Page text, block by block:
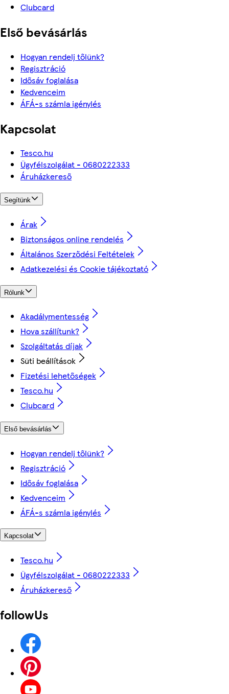
Clubcard
Első bevásárlás
Hogyan rendelj tőlünk?
Regisztráció
Idősáv foglalása
Kedvenceim
ÁFÁ-s számla igénylés
Kapcsolat
Tesco.hu
Ügyfélszolgálat - 0680222333
Áruházkereső
Segítünk
Árak
Biztonságos online rendelés
Általános Szerződési Feltételek
Adatkezelési és Cookie tájékoztató
Rólunk
Akadálymentesség
Hova szállítunk?
Szolgáltatás díjak
Süti beállítások
Fizetési lehetőségek
Tesco.hu
Clubcard
Első bevásárlás
Hogyan rendelj tőlünk?
Regisztráció
Idősáv foglalása
Kedvenceim
ÁFÁ-s számla igénylés
Kapcsolat
Tesco.hu
Ügyfélszolgálat - 0680222333
Áruházkereső
followUs